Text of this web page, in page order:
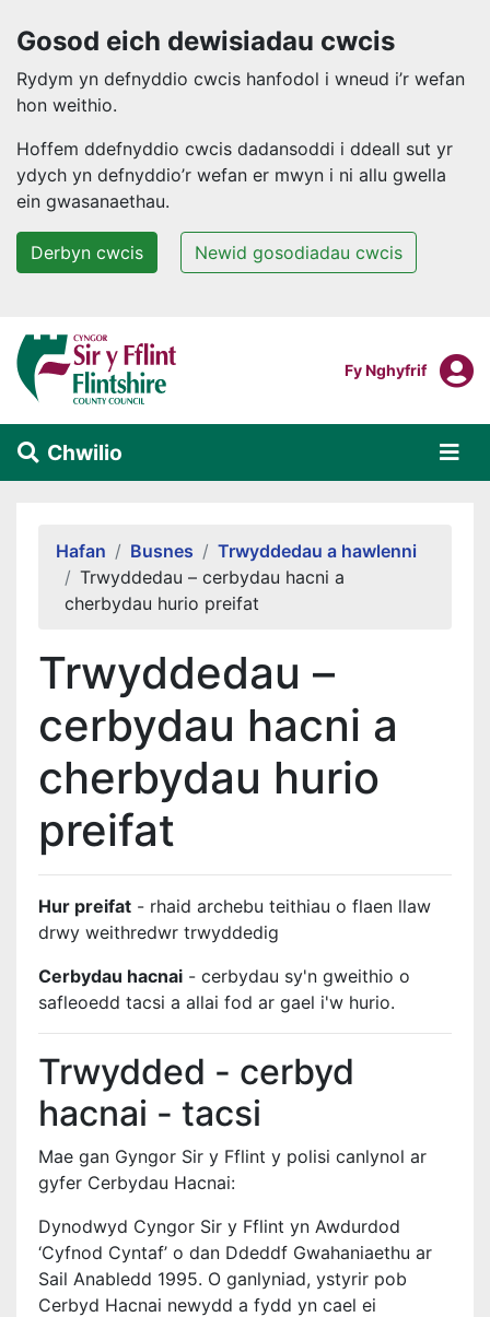
Gosod eich dewisiadau cwcis
Rydym yn defnyddio cwcis hanfodol i wneud i’r wefan
hon weithio.
Hoffem ddefnyddio cwcis dadansoddi i ddeall sut yr
ydych yn defnyddio’r wefan er mwyn i ni allu gwella
ein gwasanaethau.
Derbyn cwcis Newid gosodiadau cwcis
Neidio i'r prif gynnwys
Mewngofnodi I
Fy Nghyfrif
Chwilio
Hafan Busnes
Trwyddedau a hawlenni
Trwyddedau – cerbydau hacni a
cherbydau hurio preifat
Trwyddedau –
cerbydau hacni a
cherbydau hurio
preifat
Hur preifat - rhaid archebu teithiau o flaen llaw
drwy weithredwr trwyddedig
Cerbydau hacnai - cerbydau sy'n gweithio o
safleoedd tacsi a allai fod ar gael i'w hurio.
Trwydded - cerbyd
hacnai - tacsi
Mae gan Gyngor Sir y Fflint y polisi canlynol ar
gyfer Cerbydau Hacnai:
Dynodwyd Cyngor Sir y Fflint yn Awdurdod
‘Cyfnod Cyntaf’ o dan Ddeddf Gwahaniaethu ar
Sail Anabledd 1995. O ganlyniad, ystyrir pob
Cerbyd Hacnai newydd a fydd yn cael ei